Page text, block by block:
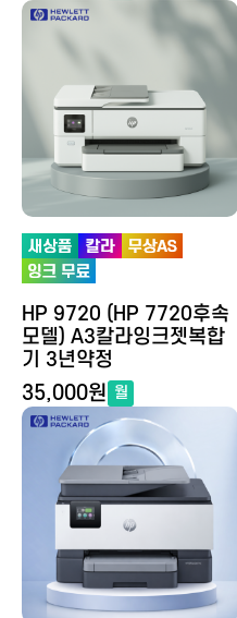
HP 9720 (HP 7720후속
모델) A3칼라잉크젯복합
기 3년약정
35,000원 월